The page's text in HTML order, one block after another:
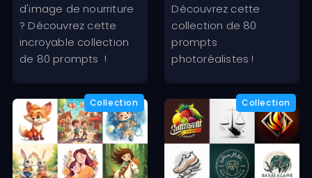
d'image de nourriture
? Découvrez cette
incroyable collection
de 80 prompts !
Découvrez cette
collection de 80
prompts
photoréalistes !